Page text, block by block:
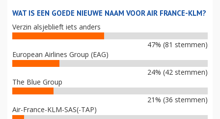
WAT IS EEN GOEDE NIEUWE NAAM VOOR AIR FRANCE-KLM?
Verzin alsjeblieft iets anders
47% (81 stemmen)
European Airlines Group (EAG)
24% (42 stemmen)
The Blue Group
21% (36 stemmen)
Air-France-KLM-SAS(-TAP)